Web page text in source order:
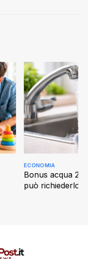
Bonus acqua
può richiederlo
ECONOMIA